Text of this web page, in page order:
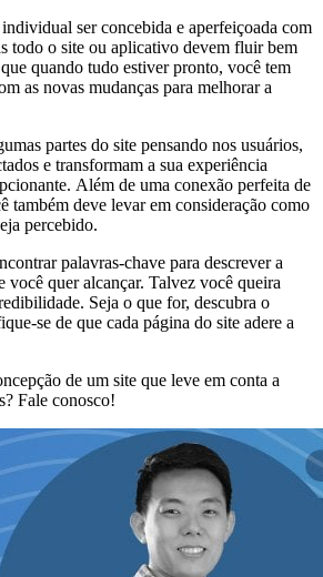
ser concebida e aperfeiçoada com
todo o site ou aplicativo devem fluir bem
quando tudo estiver pronto, você tem
as novas mudanças para melhorar a
partes do site pensando nos usuários,
e transformam a sua experiência
Além de uma conexão perfeita de
também deve levar em consideração como
percebido.
palavras-chave para descrever a
você quer alcançar. Talvez você queira
Seja o que for, descubra o
se de que cada página do site adere a
de um site que leve em conta a
Fale conosco!